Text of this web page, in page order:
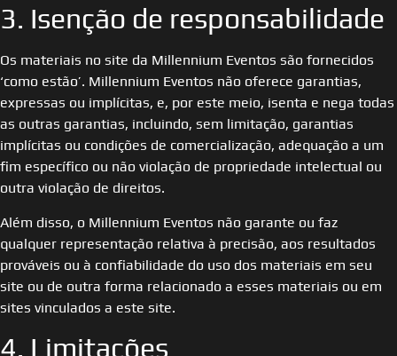
3. Isenção de responsabilidade
Os materiais no site da Millennium Eventos são fornecidos
‘como estão’. Millennium Eventos não oferece garantias,
expressas ou implícitas, e, por este meio, isenta e nega todas
as outras garantias, incluindo, sem limitação, garantias
implícitas ou condições de comercialização, adequação a um
fim específico ou não violação de propriedade intelectual ou
outra violação de direitos.
Além disso, o Millennium Eventos não garante ou faz
qualquer representação relativa à precisão, aos resultados
prováveis ​​ou à confiabilidade do uso dos materiais em seu
site ou de outra forma relacionado a esses materiais ou em
sites vinculados a este site.
4. Limitações